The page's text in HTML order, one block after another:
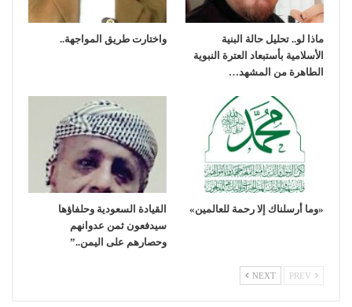
ماذا لو.. تحليل حالة البنية
الأسلامية بأستبعاد العترة النبوية
الطاهرة من المشهد…
واختارت طريق المواجهة..
«وما أرسلناك إلا رحمة للعالمين»
القيادة السعودية وحلفاؤها
سيدفعون ثمن عدوانهم
وحصارهم على اليمن..”
NEXT